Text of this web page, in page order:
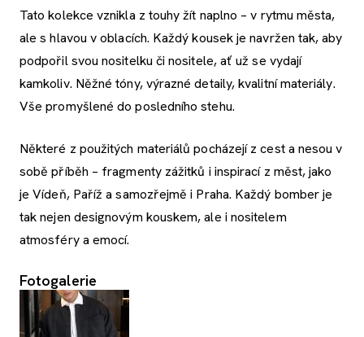
Tato kolekce vznikla z touhy žít naplno – v rytmu města,
ale s hlavou v oblacích. Každý kousek je navržen tak, aby
podpořil svou nositelku či nositele, ať už se vydají
kamkoliv. Něžné tóny, výrazné detaily, kvalitní materiály.
Vše promyšlené do posledního stehu.
Některé z použitých materiálů pocházejí z cest a nesou v
sobě příběh – fragmenty zážitků i inspirací z měst, jako
je Vídeň, Paříž a samozřejmě i Praha. Každý bomber je
tak nejen designovým kouskem, ale i nositelem
atmosféry a emocí.
Fotogalerie